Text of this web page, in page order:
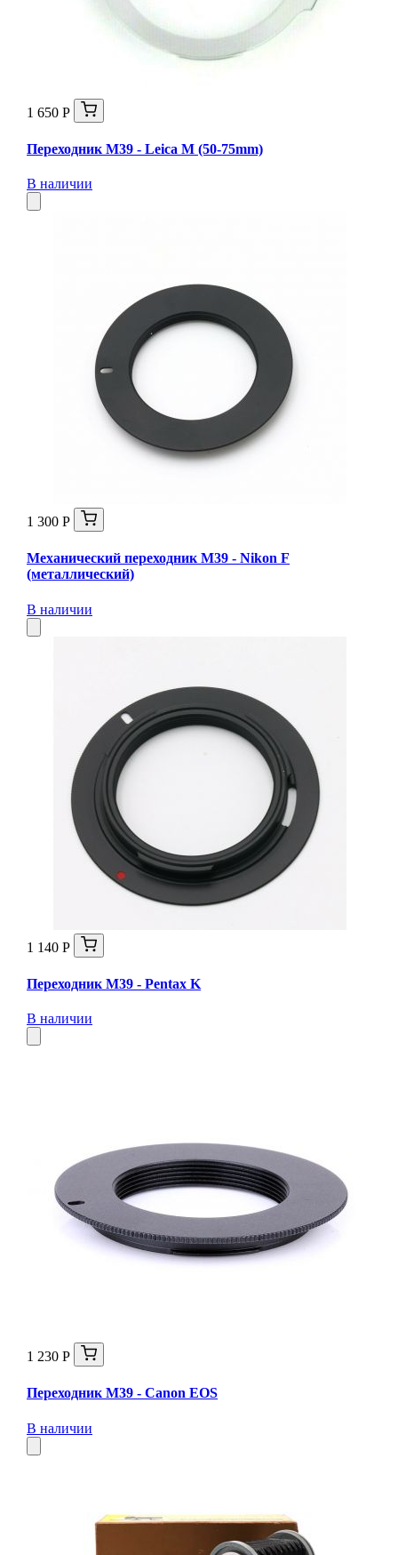
1 650 Р
Переходник M39 - Leica M (50-75mm)
В наличии
1 300 Р
Механический переходник M39 - Nikon F
(металлический)
В наличии
1 140 Р
Переходник M39 - Pentax K
В наличии
1 230 Р
Переходник M39 - Canon EOS
В наличии